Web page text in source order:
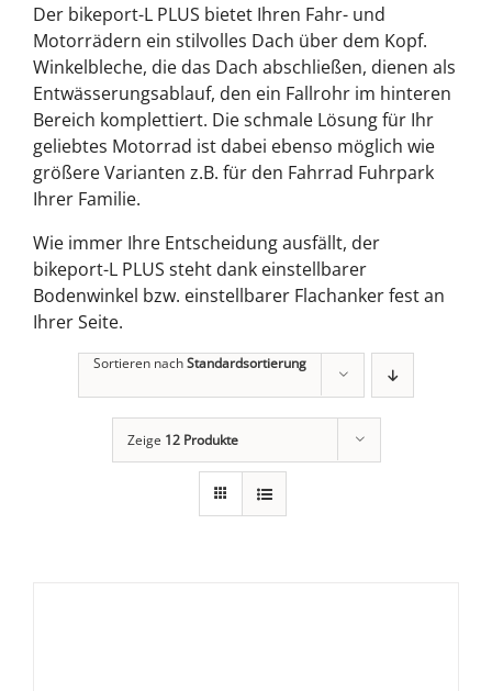
Der bikeport-L PLUS bietet Ihren Fahr- und
Motorrädern ein stilvolles Dach über dem Kopf.
Winkelbleche, die das Dach abschließen, dienen als
Entwässerungsablauf, den ein Fallrohr im hinteren
Bereich komplettiert. Die schmale Lösung für Ihr
geliebtes Motorrad ist dabei ebenso möglich wie
größere Varianten z.B. für den Fahrrad Fuhrpark
Ihrer Familie.
Wie immer Ihre Entscheidung ausfällt, der
bikeport-L PLUS steht dank einstellbarer
Bodenwinkel bzw. einstellbarer Flachanker fest an
Ihrer Seite.
Sortieren nachStandardsortierung
Zeige 12 Produkte